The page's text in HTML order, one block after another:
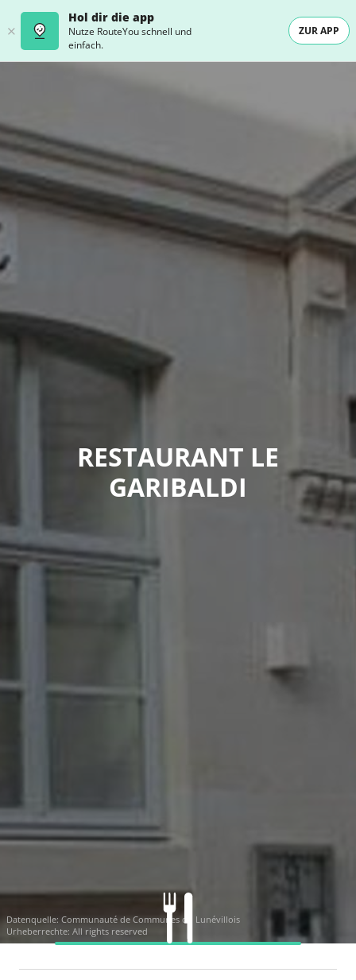
Hol dir die app
Nutze RouteYou schnell und
einfach.
ZUR APP
RESTAURANT LE
GARIBALDI
Datenquelle: Communauté de Communes du Lunévillois
Urheberrechte: All rights reserved